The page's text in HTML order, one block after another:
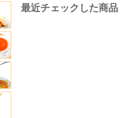
最近チェックした商品